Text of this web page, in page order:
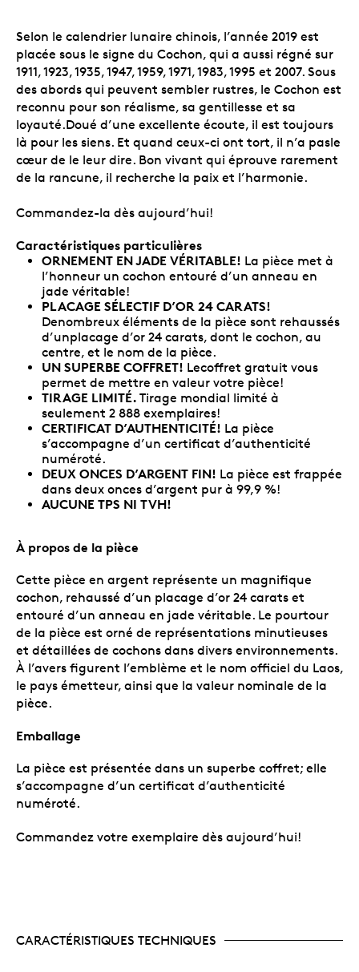
Selon le calendrier lunaire chinois, l’année 2019 est
placée sous le signe du Cochon, qui a aussi régné sur
1911, 1923, 1935, 1947, 1959, 1971, 1983, 1995 et 2007. Sous
des abords qui peuvent sembler rustres, le Cochon est
reconnu pour son réalisme, sa gentillesse et sa
loyauté.Doué d’une excellente écoute, il est toujours
là pour les siens. Et quand ceux-ci ont tort, il n’a pasle
cœur de le leur dire. Bon vivant qui éprouve rarement
de la rancune, il recherche la paix et l’harmonie.
Commandez-la dès aujourd’hui!
Caractéristiques particulières
ORNEMENT EN JADE VÉRITABLE! La pièce met à
l’honneur un cochon entouré d’un anneau en
jade véritable!
PLACAGE SÉLECTIF D’OR 24 CARATS!
Denombreux éléments de la pièce sont rehaussés
d’unplacage d’or 24 carats, dont le cochon, au
centre, et le nom de la pièce.
UN SUPERBE COFFRET! Lecoffret gratuit vous
permet de mettre en valeur votre pièce!
TIRAGE LIMITÉ. Tirage mondial limité à
seulement 2 888 exemplaires!
CERTIFICAT D’AUTHENTICITÉ! La pièce
s’accompagne d’un certificat d’authenticité
numéroté.
DEUX ONCES D’ARGENT FIN! La pièce est frappée
dans deux onces d’argent pur à 99,9 %!
AUCUNE TPS NI TVH!
À propos de la pièce
Cette pièce en argent représente un magnifique
cochon, rehaussé d’un placage d’or 24 carats et
entouré d’un anneau en jade véritable. Le pourtour
de la pièce est orné de représentations minutieuses
et détaillées de cochons dans divers environnements.
À l’avers figurent l’emblème et le nom officiel du Laos,
le pays émetteur, ainsi que la valeur nominale de la
pièce.
Emballage
La pièce est présentée dans un superbe coffret; elle
s’accompagne d’un certificat d’authenticité
numéroté.
Commandez votre exemplaire dès aujourd’hui!
CARACTÉRISTIQUES TECHNIQUES